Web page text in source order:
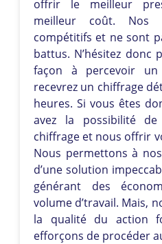
offrir le meilleur
meilleur coût. Nos
compétitifs et ne sont
battus. N’hésitez donc
façon à percevoir
recevrez un chiffrage
heures. Si vous êtes
avez la possibilité
chiffrage et nous offrir
Nous permettons à
d’une solution
générant des
volume d’travail. Mais,
la qualité du action
efforçons de procéder